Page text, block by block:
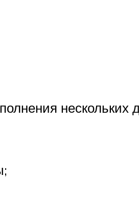
нескольких